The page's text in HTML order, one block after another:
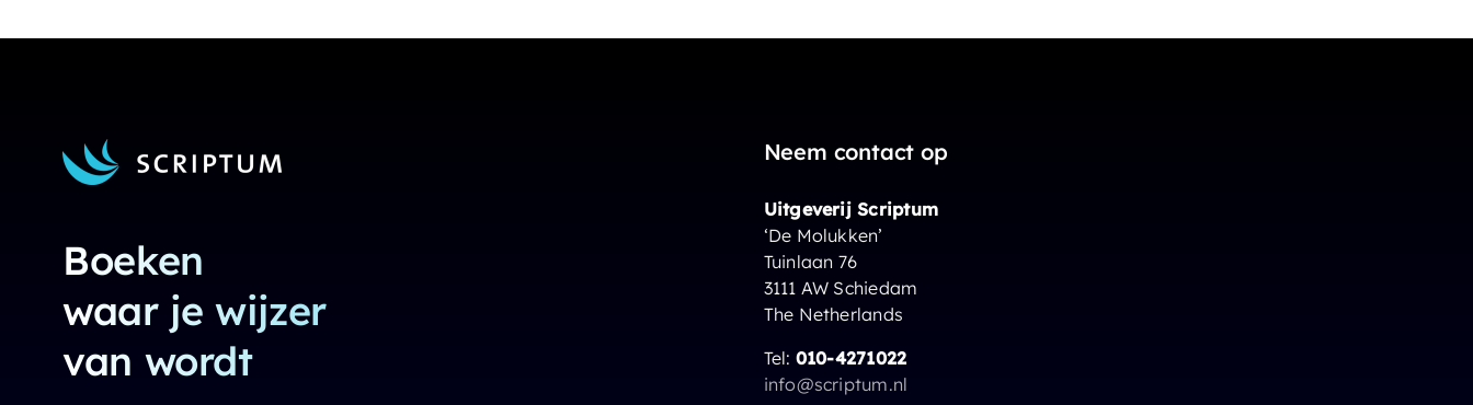
Boeken
waar je wijzer
van wordt
Neem contact op
Uitgeverij Scriptum
‘De Molukken’
Tuinlaan 76
3111 AW Schiedam
The Netherlands
Tel: 010-4271022
info@scriptum.nl